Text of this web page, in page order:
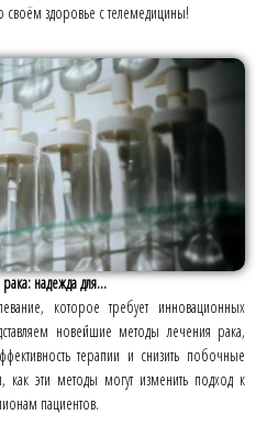
своём здоровье с телемедицины!
надежда для...
которое требует инновационных
новейшие методы лечения рака,
терапии и снизить побочные
эти методы могут изменить подход к
пациентов.